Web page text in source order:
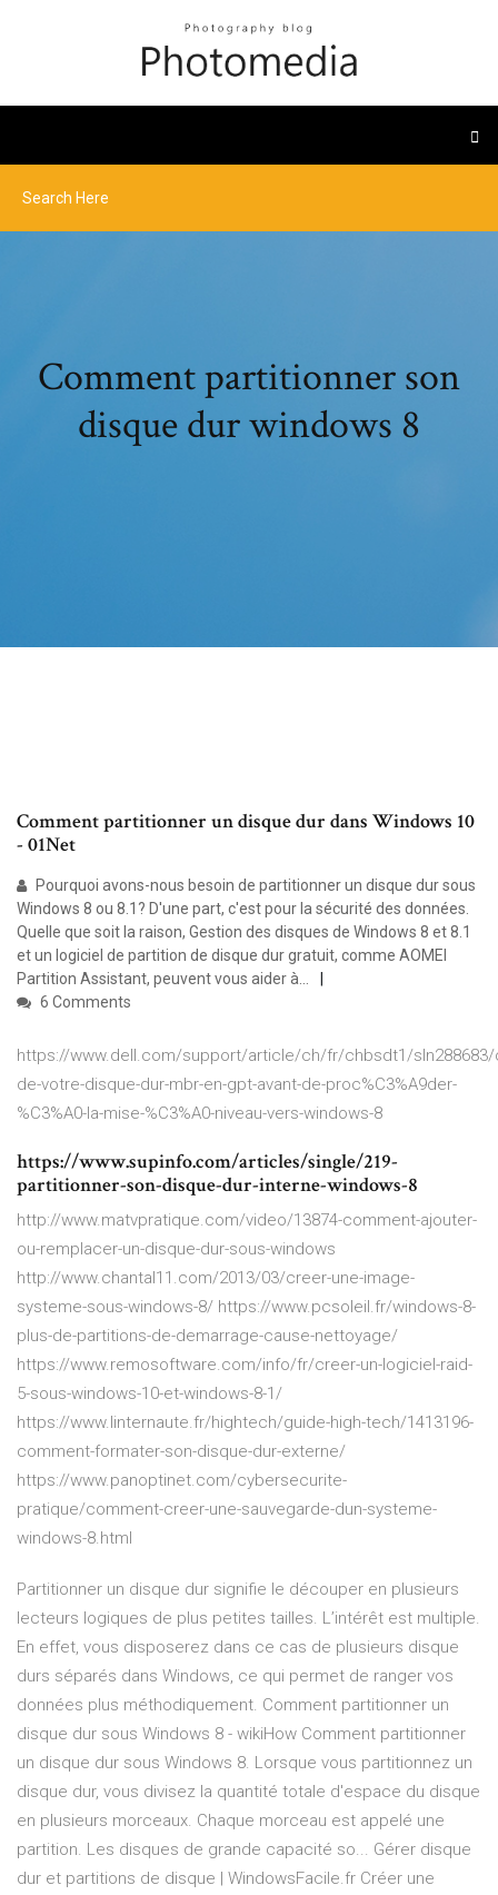
Comment partitionner son
disque dur windows 8
Comment partitionner un disque dur dans Windows 10
- 01Net
Pourquoi avons-nous besoin de partitionner un disque dur sous
Windows 8 ou 8.1? D'une part, c'est pour la sécurité des données.
Quelle que soit la raison, Gestion des disques de Windows 8 et 8.1
et un logiciel de partition de disque dur gratuit, comme AOMEI
Partition Assistant, peuvent vous aider à...
6 Comments
https://www.dell.com/support/article/ch/fr/chbsdt1/sln288683/
de-votre-disque-dur-mbr-en-gpt-avant-de-proc%C3%A9der-
%C3%A0-la-mise-%C3%A0-niveau-vers-windows-8
https://www.supinfo.com/articles/single/219-
partitionner-son-disque-dur-interne-windows-8
http://www.matvpratique.com/video/13874-comment-ajouter-
ou-remplacer-un-disque-dur-sous-windows
http://www.chantal11.com/2013/03/creer-une-image-
systeme-sous-windows-8/ https://www.pcsoleil.fr/windows-8-
plus-de-partitions-de-demarrage-cause-nettoyage/
https://www.remosoftware.com/info/fr/creer-un-logiciel-raid-
5-sous-windows-10-et-windows-8-1/
https://www.linternaute.fr/hightech/guide-high-tech/1413196-
comment-formater-son-disque-dur-externe/
https://www.panoptinet.com/cybersecurite-
pratique/comment-creer-une-sauvegarde-dun-systeme-
windows-8.html
Partitionner un disque dur signifie le découper en plusieurs
lecteurs logiques de plus petites tailles. L’intérêt est multiple.
En effet, vous disposerez dans ce cas de plusieurs disque
durs séparés dans Windows, ce qui permet de ranger vos
données plus méthodiquement. Comment partitionner un
disque dur sous Windows 8 - wikiHow Comment partitionner
un disque dur sous Windows 8. Lorsque vous partitionnez un
disque dur, vous divisez la quantité totale d'espace du disque
en plusieurs morceaux. Chaque morceau est appelé une
partition. Les disques de grande capacité so... Gérer disque
dur et partitions de disque | WindowsFacile.fr Créer une